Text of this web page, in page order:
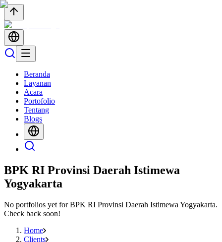
Beranda
Layanan
Acara
Portofolio
Tentang
Blogs
BPK RI Provinsi Daerah Istimewa
Yogyakarta
No portfolios yet forBPK RI Provinsi Daerah Istimewa Yogyakarta.
Check back soon!
Home
Clients